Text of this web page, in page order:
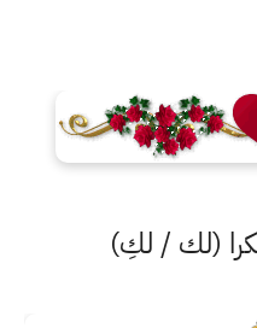
(لك / لكِ)